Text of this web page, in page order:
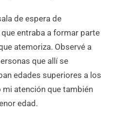
de espera de
entraba a formar parte
atemoriza. Observé a
que allí se
edades superiores a los
atención que también
edad.